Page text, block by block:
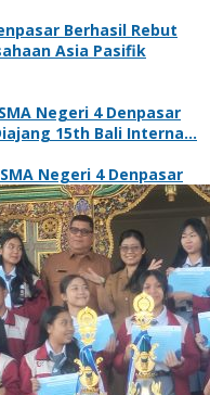
Berhasil Rebut
Asia Pasifik
Negeri 4 Denpasar
15th Bali Interna…
Negeri 4 Denpasar